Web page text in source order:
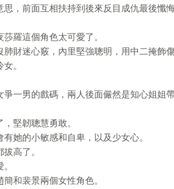
，前面互相扶持到後來反目成仇最後懺
羅這個角色太可愛了。
財迷心竅，內里堅強聰明，用中二掩飾傷
。
一男的戲碼，兩人後面儼然是知心姐姐帶
堅韌聰慧勇敢。
她的小敏感和自卑，以及少女心。
高了。
和裴景兩個女性角色。